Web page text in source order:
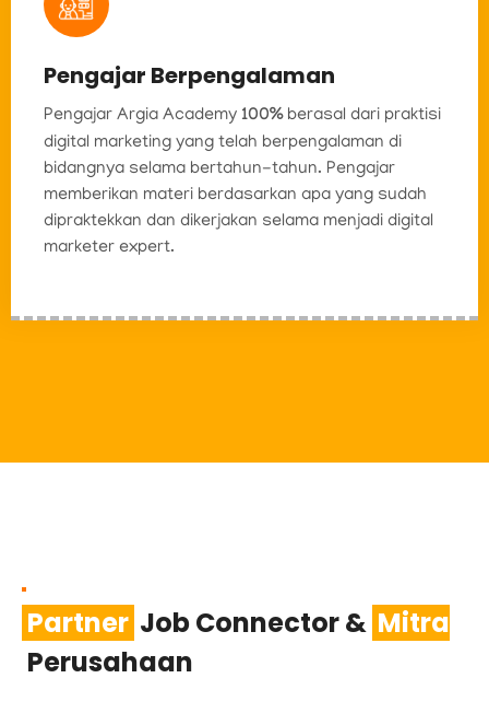
Pengajar Berpengalaman
Pengajar Argia Academy 100%berasal dari praktisi
digital marketing yang telah berpengalaman di
bidangnya selama bertahun-tahun. Pengajar
memberikan materi berdasarkan apa yang sudah
dipraktekkan dan dikerjakan selama menjadi digital
marketer expert.
Partner Job Connector & Mitra
Perusahaan